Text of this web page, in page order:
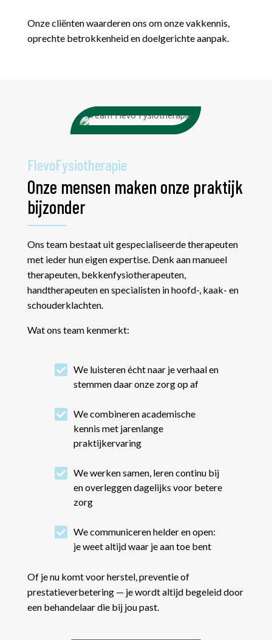
Onze cliënten waarderen ons om onze vakkennis,
oprechte betrokkenheid en doelgerichte aanpak.
FlevoFysiotherapie
Onze mensen maken onze praktijk
bijzonder
Ons team bestaat uit gespecialiseerde therapeuten
met ieder hun eigen expertise. Denk aan manueel
therapeuten, bekkenfysiotherapeuten,
handtherapeuten en specialisten in hoofd-, kaak- en
schouderklachten.
Wat ons team kenmerkt:

We luisteren écht naar je verhaal en
stemmen daar onze zorg op af

We combineren academische
kennis met jarenlange
praktijkervaring

We werken samen, leren continu bij
en overleggen dagelijks voor betere
zorg

We communiceren helder en open:
je weet altijd waar je aan toe bent
Of je nu komt voor herstel, preventie of
prestatieverbetering — je wordt altijd begeleid door
een behandelaar die bij jou past.